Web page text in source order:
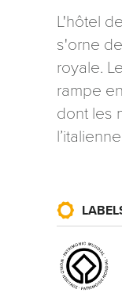
L'hôtel
s'orne
royale.
rampe
dont les